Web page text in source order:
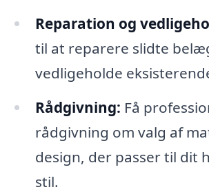
Reparation og
til at reparere slidte
vedligeholde
Rådgivning: Få
rådgivning om valg af
design, der passer til dit
stil.